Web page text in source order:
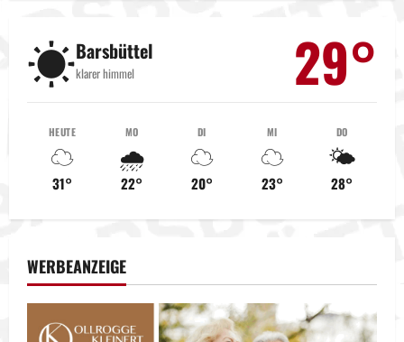
g
s
g
☀️Barsbüttel
klarer himmel 29°
HEUTE
☁️
31°
MO
🌧️
22°
DI
☁️
20°
MI
☁️
23°
DO
🌤️
28°
WERBEANZEIGE